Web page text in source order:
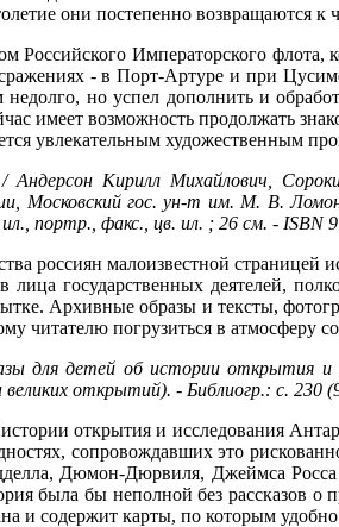
они постепенно возвращаются к
Императорского
- в Порт-Артуре и при
но успел дополнить и
имеет возможность продолжать
увлекательным художественным
Кирилл Михайлович,
Московский гос. ун-т им. М. В.
факс., цв. ил. ; 26 см. - ISBN
россиян малоизвестной
государственных деятелей,
Архивные образы и тексты,
читателю погрузиться в атмосферу
для детей об истории открытия
открытий). - Библиогр.: с. 230
открытия и исследования
сопровождавших это
Дюмон-Дюрвиля, Джеймса
была бы неполной без
и содержит карты, по которым